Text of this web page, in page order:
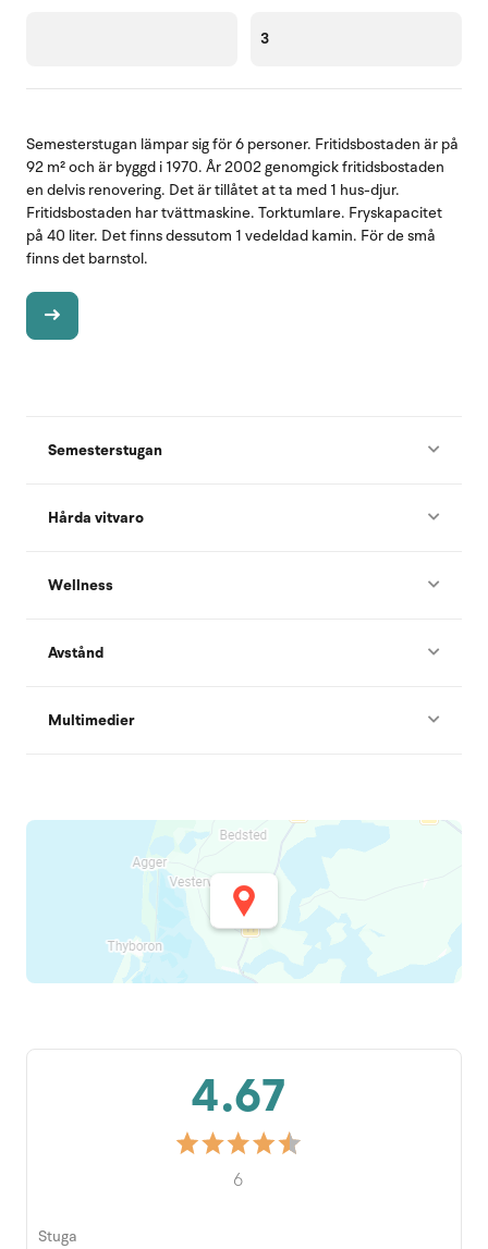
3
Semesterstugan lämpar sig för 6 personer. Fritidsbostaden är på
92 m² och är byggd i 1970. År 2002 genomgick fritidsbostaden
en delvis renovering. Det är tillåtet at ta med 1 hus-djur.
Fritidsbostaden har tvättmaskine. Torktumlare. Fryskapacitet
på 40 liter. Det finns dessutom 1 vedeldad kamin. För de små
finns det barnstol.
Semesterstugan
Hårda vitvaro
Wellness
Avstånd
Multimedier
4.67
6
Stuga